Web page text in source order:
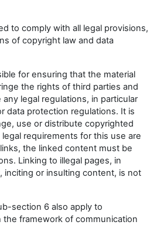
to comply with all legal provisions,
of copyright law and data
for ensuring that the material
the rights of third parties and
legal regulations, in particular
data protection regulations. It is
use or distribute copyrighted
requirements for this use are
the linked content must be
Linking to illegal pages, in
inciting or insulting content, is not
section 6 also apply to
framework of communication